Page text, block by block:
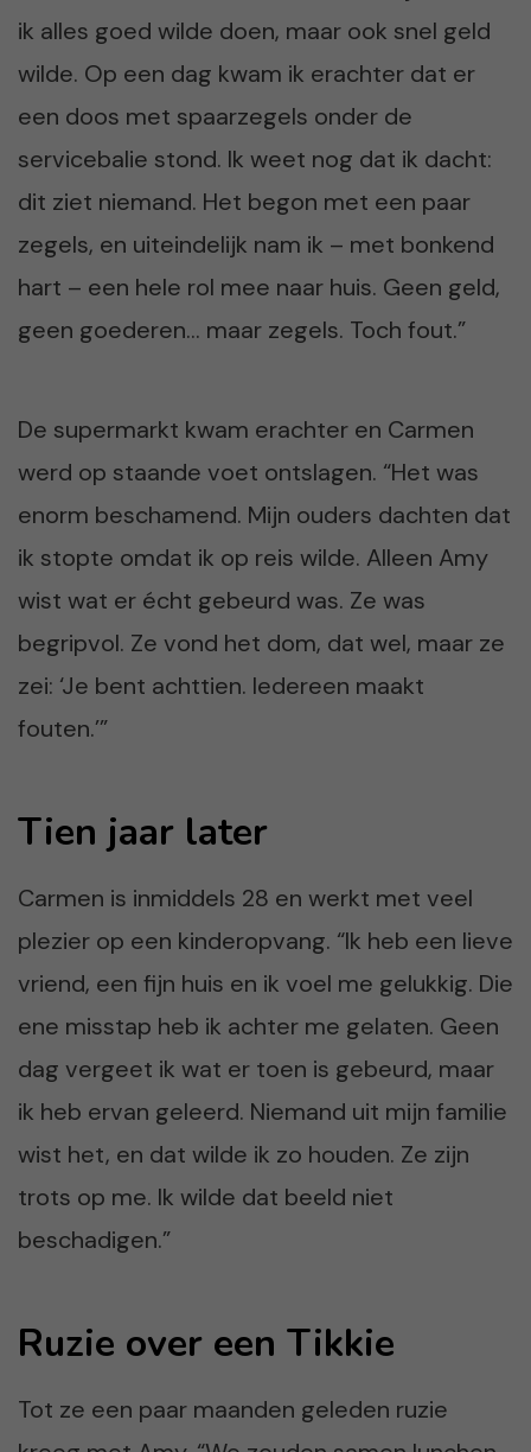
ik alles goed wilde doen, maar ook snel geld
wilde. Op een dag kwam ik erachter dat er
een doos met spaarzegels onder de
servicebalie stond. Ik weet nog dat ik dacht:
dit ziet niemand. Het begon met een paar
zegels, en uiteindelijk nam ik – met bonkend
hart – een hele rol mee naar huis. Geen geld,
geen goederen… maar zegels. Toch fout.”
De supermarkt kwam erachter en Carmen
werd op staande voet ontslagen. “Het was
enorm beschamend. Mijn ouders dachten dat
ik stopte omdat ik op reis wilde. Alleen Amy
wist wat er écht gebeurd was. Ze was
begripvol. Ze vond het dom, dat wel, maar ze
zei: ‘Je bent achttien. Iedereen maakt
fouten.’”
Tien jaar later
Carmen is inmiddels 28 en werkt met veel
plezier op een kinderopvang. “Ik heb een lieve
vriend, een fijn huis en ik voel me gelukkig. Die
ene misstap heb ik achter me gelaten. Geen
dag vergeet ik wat er toen is gebeurd, maar
ik heb ervan geleerd. Niemand uit mijn familie
wist het, en dat wilde ik zo houden. Ze zijn
trots op me. Ik wilde dat beeld niet
beschadigen.”
Ruzie over een Tikkie
Tot ze een paar maanden geleden ruzie